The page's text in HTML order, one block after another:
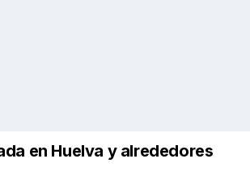
en Huelva y alrededores